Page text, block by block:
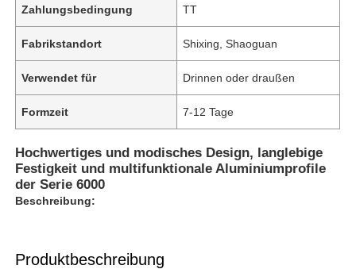
Zahlungsbedingung TT
Fabrikstandort Shixing, Shaoguan
Verwendet für Drinnen oder draußen
Formzeit 7-12 Tage
Hochwertiges und modisches Design, langlebige
Festigkeit und multifunktionale Aluminiumprofile
der Serie 6000
Beschreibung:
Produktbeschreibung